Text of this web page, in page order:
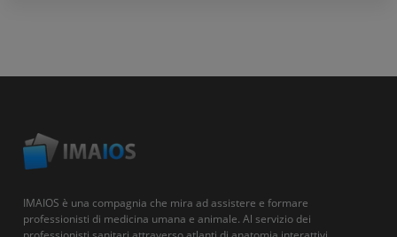
IMAIOS è una compagnia che mira ad assistere e formare
professionisti di medicina umana e animale. Al servizio dei